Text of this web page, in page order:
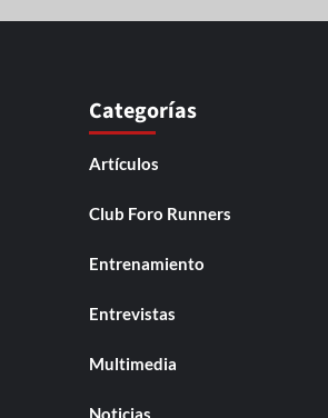
Categorías
Artículos
Club Foro Runners
Entrenamiento
Entrevistas
Multimedia